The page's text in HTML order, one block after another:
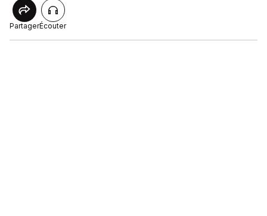
PartagerÉcouter